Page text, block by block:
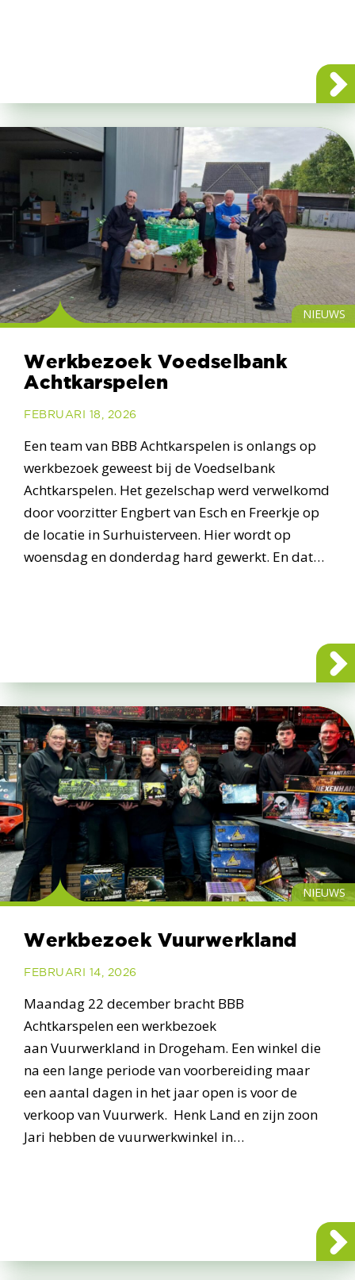
NIEUWS
Werkbezoek Voedselbank
Achtkarspelen
FEBRUARI 18, 2026
Een team van BBB Achtkarspelen is onlangs op
werkbezoek geweest bij de Voedselbank
Achtkarspelen. Het gezelschap werd verwelkomd
door voorzitter Engbert van Esch en Freerkje op
de locatie in Surhuisterveen. Hier wordt op
woensdag en donderdag hard gewerkt. En dat…
NIEUWS
Werkbezoek Vuurwerkland
FEBRUARI 14, 2026
Maandag 22 december bracht BBB
Achtkarspelen een werkbezoek
aan Vuurwerkland in Drogeham. Een winkel die
na een lange periode van voorbereiding maar
een aantal dagen in het jaar open is voor de
verkoop van Vuurwerk. Henk Land en zijn zoon
Jari hebben de vuurwerkwinkel in…